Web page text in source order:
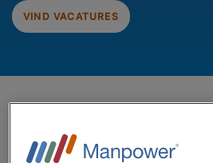
VIND VACATURES
3vacatures inVeendam, Nederland
Specialisatie: Industrieel